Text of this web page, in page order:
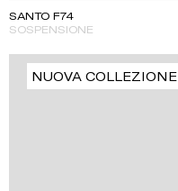
SANTO F74
SOSPENSIONE
NUOVA COLLEZIONE